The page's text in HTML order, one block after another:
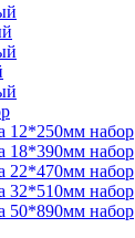
12*250мм набор
18*390мм набор
22*470мм набор
32*510мм набор
50*890мм набор